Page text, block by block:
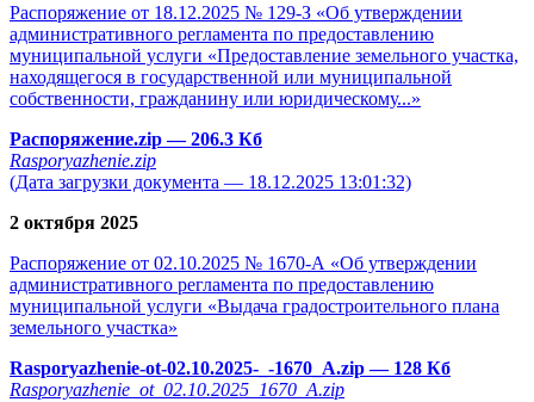
Распоряжение от 18.12.2025 № 129-З «Об утверждении
административного регламента по предоставлению
муниципальной услуги «Предоставление земельного участка,
находящегося в государственной или муниципальной
собственности, гражданину или юридическому...»
Распоряжение.zip— 206.3 Кб
Rasporyazhenie.zip
(Дата загрузки документа — 18.12.2025 13:01:32)
2 октября 2025
Распоряжение от 02.10.2025 № 1670-А «Об утверждении
административного регламента по предоставлению
муниципальной услуги «Выдача градостроительного плана
земельного участка»
Rasporyazhenie-ot-02.10.2025-_-1670_A.zip— 128 Кб
Rasporyazhenie_ot_02.10.2025_1670_A.zip